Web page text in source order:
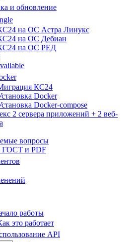
и обновление
на ОС Астра Линукс
на ОС Дебиан
на ОС РЕД
КС24
Docker
Docker-compose
2 сервера приложений + 2 веб-
вопросы
ГОСТ и PDF
работы
это работает
API